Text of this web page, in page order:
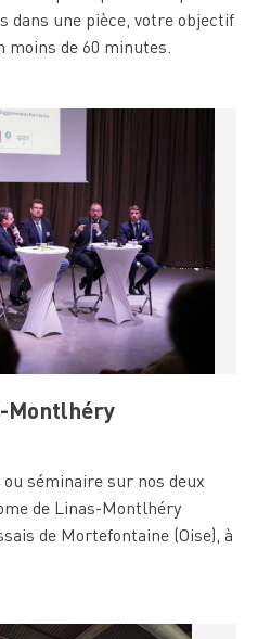
dans une pièce, votre objectif
de 60 minutes.
Montlhéry
séminaire sur nos deux
de Linas-Montlhéry
de Mortefontaine (Oise), à